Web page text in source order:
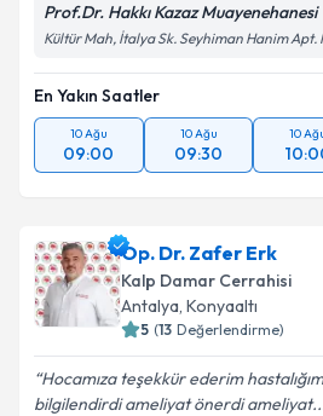
Prof.Dr. Hakkı Kazaz Muayenehanesi
Kültür Mah, İtalya Sk. Seyhiman Hanim Apt.
En Yakın Saatler
10 Ağu
09:00
10 Ağu
09:30
10
Op. Dr. Zafer Erk
Kalp Damar Cerrahisi
Antalya, Konyaaltı
5 (13 Değerlendirme)
Hocamıza teşekkür ederim
bilgilendirdi ameliyat önerdi